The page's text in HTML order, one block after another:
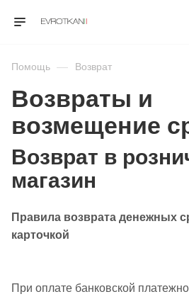
Помощь — Возврат
Возвраты и
возмещение
Возврат в
магазин
Правила возврата денежных
карточкой
При оплате банковской